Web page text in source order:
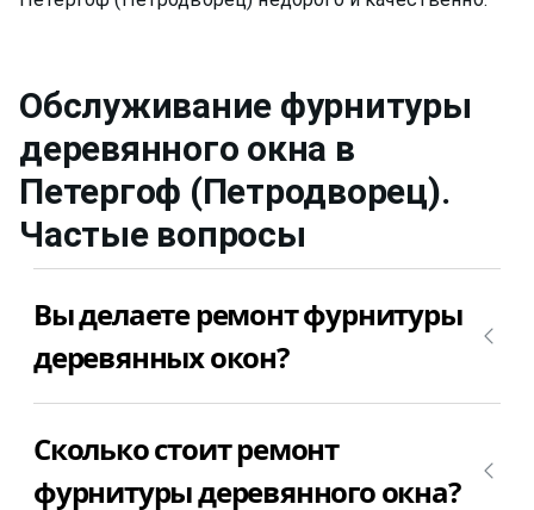
Обслуживание фурнитуры
деревянного окна в
Петергоф (Петродворец).
Частые вопросы
Вы делаете ремонт фурнитуры
деревянных окон?
деревянных окон.
Сколько стоит ремонт
фурнитуры деревянного окна?